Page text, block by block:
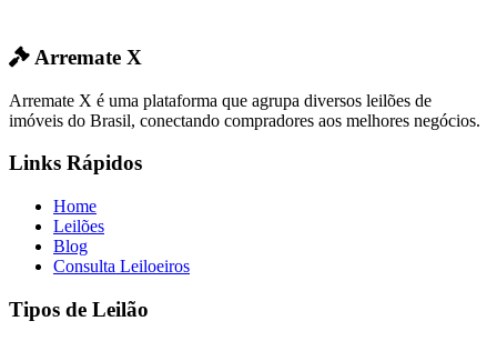
Arremate X
Arremate X é uma plataforma que agrupa diversos leilões de
imóveis do Brasil, conectando compradores aos melhores negócios.
Links Rápidos
Home
Leilões
Blog
Consulta Leiloeiros
Tipos de Leilão